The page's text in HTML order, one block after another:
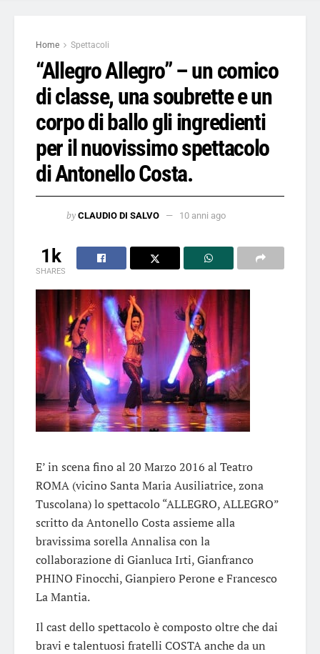
Home Spettacoli
“Allegro Allegro” – un comico
di classe, una soubrette e un
corpo di ballo gli ingredienti
per il nuovissimo spettacolo
di Antonello Costa.
by CLAUDIO DI SALVO 10 anni ago
1k
SHARES
E’ in scena fino al 20 Marzo 2016 al Teatro
ROMA (vicino Santa Maria Ausiliatrice, zona
Tuscolana) lo spettacolo “ALLEGRO, ALLEGRO”
scritto da Antonello Costa assieme alla
bravissima sorella Annalisa con la
collaborazione di Gianluca Irti, Gianfranco
PHINO Finocchi, Gianpiero Perone e Francesco
La Mantia.
Il cast dello spettacolo è composto oltre che dai
bravi e talentuosi fratelli COSTA anche da un